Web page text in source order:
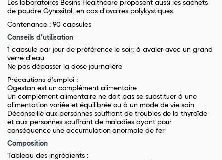
Les laboratoires Besins Healthcare proposent aussi les sachets
de poudre Gynositol, en cas d'ovaires polykystiques.
Contenance : 90 capsules
Conseils d’utilisation
1 capsule par jour de préférence le soir, à avaler avec un grand
verre d'eau
Ne pas dépasser la dose journalière
Précautions d'emploi :
Ogestan est un complément alimentaire
Un complément alimentaire ne doit pas se substituer à une
alimentation variée et équilibrée ou à un mode de vie sain
Déconseillé aux personnes souffrant de troubles de la thyroïde
et aux personnes souffrant de maladies ayant pour
conséquence une accumulation anormale de fer
Composition
Tableau des ingrédients :